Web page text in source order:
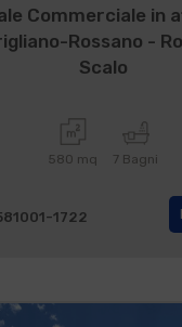
Commerciale in
Rossano -
Scalo
580 mq 7 Bagni
1722